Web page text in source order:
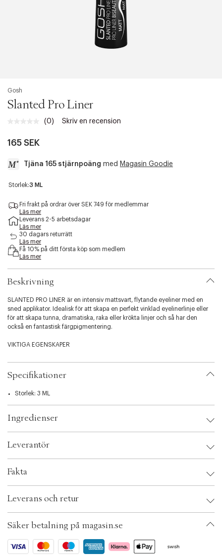
Gosh
Slanted Pro Liner
Inget
sida.
(0) Skriv en recension
165 SEK
Tjäna 165 stjärnpoäng med Magasin Goodie
a
c
s
b
i
t
.
v
a
r
a
i
o
.
l
t
n
Storlek:3 ML
Fri frakt på ordrar över SEK 749 för medlemmar
Läs mer
Leverans 2-5 arbetsdagar
Läs mer
30 dagars returrätt
Läs mer
Få 10% på ditt första köp som medlem
Läs mer
Beskrivning
SLANTED PRO LINER är en intensiv mattsvart, flytande eyeliner med en
sned applikator. Idealisk för att skapa en perfekt vinklad eyelinerlinje eller
för att skapa tunna, dramatiska, raka eller krökta linjer och så har den
också en fantastisk färgpigmentering.
VIKTIGA EGENSKAPER
Matt finish
Vattenfast
Sitter extremt bra och kladdar inte
Enkel att göra tunna, breda, raka eller krökta linjer med
Specifikationer
Storlek: 3 ML
Ingredienser
Leverantör
Fakta
EAN: 5711914143350
ID: ADEI77-0008
Leverans och retur
Säker betalning på magasin.se